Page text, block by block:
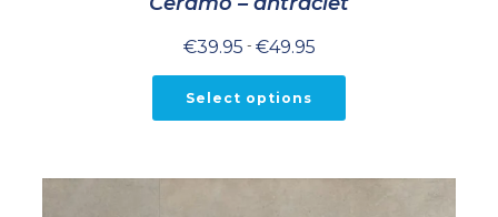
€39.95 - €49.95Prijsklasse:
tot
Select options